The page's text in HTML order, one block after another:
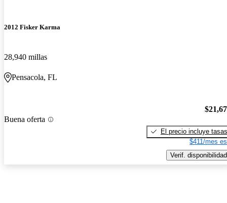
2012 Fisker Karma
28,940 millas
Pensacola, FL
Buena oferta
El precio incluye tasas
$411/mes
Verif. disponibilidad